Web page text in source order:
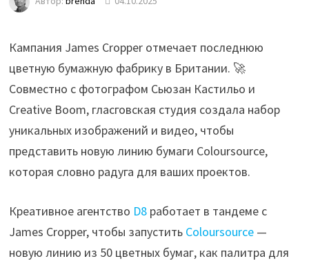
Кампания James Cropper отмечает последнюю
цветную бумажную фабрику в Британии. 🚀
Совместно с фотографом Сьюзан Кастильо и
Creative Boom, гласговская студия создала набор
уникальных изображений и видео, чтобы
представить новую линию бумаги Coloursource,
которая словно радуга для ваших проектов.
Креативное агентство D8 работает в тандеме с
James Cropper, чтобы запустить Coloursource —
новую линию из 50 цветных бумаг, как палитра для